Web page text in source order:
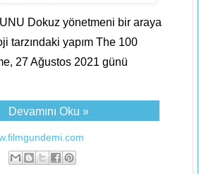
Dokuz yönetmeni bir araya
tarzındaki yapım The 100
27 Ağustos 2021 günü
Devamını Oku »